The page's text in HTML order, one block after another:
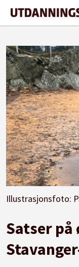
Illustrasjonsfoto:
Satser